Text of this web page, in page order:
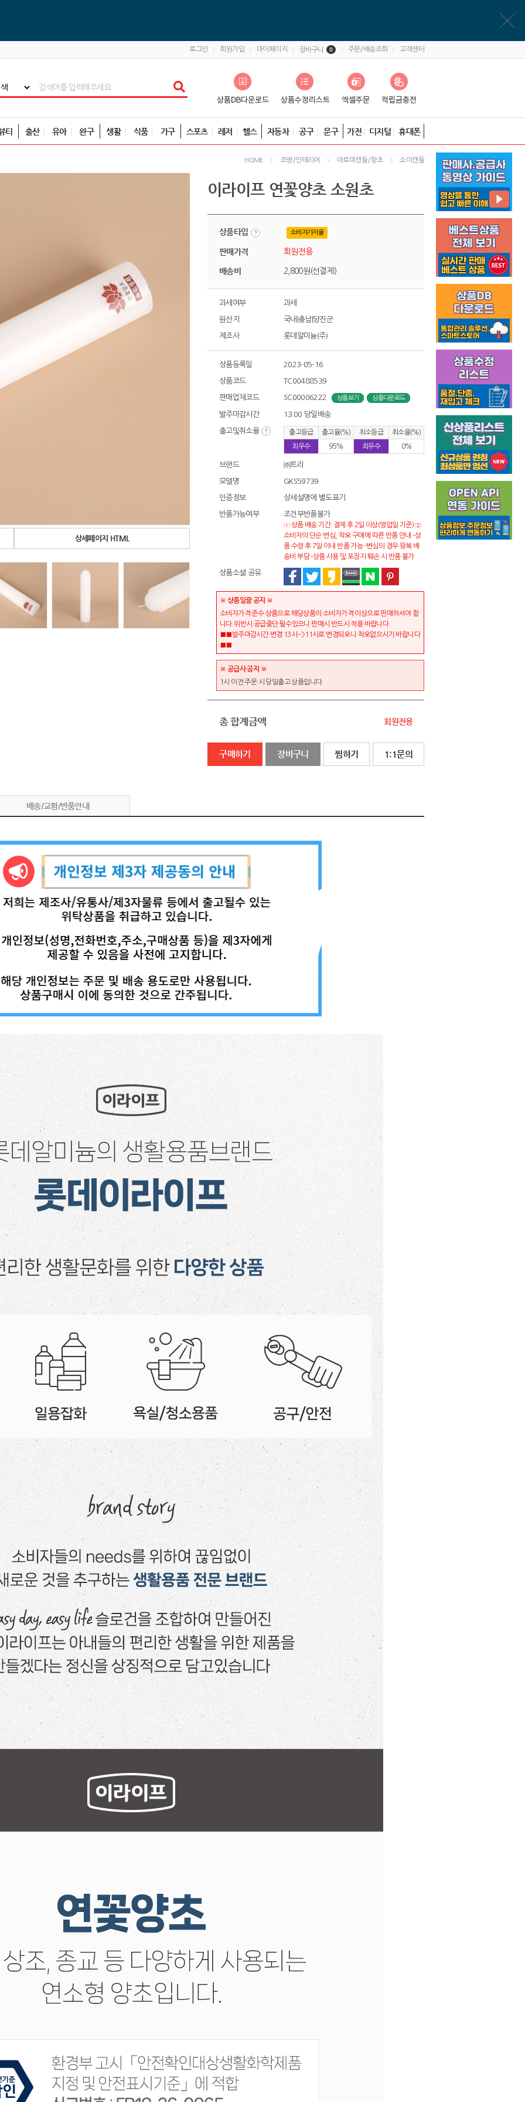
로그인 회원가입 마이페이지 장바구니 0 주문/배송조회 고객센터
티 출산 유아 완구 생활 식품 가구 스포츠 레저 헬스 자동차 공구 문구 가전 디지털 휴대폰
HOME 조명/인테리어 아로마캔들/향초 소이캔들
상세페이지 HTML
이라이프 연꽃양초 소원초
상품타입 소비자가자율
판매가격 회원전용
배송비 2,800원(선결제)
과세여부 과세
원산지 국내|충남|당진군
제조사 롯데알미늄(주)
상품등록일 2023-05-16
상품코드 TC00488539
판매업체코드 SC00006222 상품보기 상품다운로드
발주마감시간 13:00 당일배송
출고및취소율 출고등급 출고율(%) 취소등급
취소율(%)
최우수
95% 최우수 0%
브랜드 ㈜트리
모델명 GKS59739
인증정보 상세설명에 별도표기
반품가능여부 조건부반품불가
① 상품 배송 기간: 결제 후 2일 이상(영업일 기준) ②
소비자의 단순 변심, 착오 구매에 따른 반품 안내 -상
품 수령 후 7일 이내 반품 가능 -변심의 경우 왕복 배
송비 부담 -상품 사용 및 포장지 훼손 시 반품 불가
상품소셜 공유
※ 상품일괄 공지 ※
소비자가격 준수 상품으로 해당상품의 소비자가격 이상으로 판매하셔야 합
니다.위반시 공급중단 될수있으니 판매시 반드시 적용 바랍니다
■■발주마감시간 변경:13시-->11시로 변경되오니 착오없으시기 바랍니다
■■
※ 공급사 공지 ※
1시 이전 주문 시 당일출고 상품입니다.
총 합계금액 회원전용
구매하기 장바구니 찜하기 1:1문의
배송/교환/반품안내